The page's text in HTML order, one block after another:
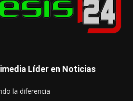
Líder en Noticias
la diferencia